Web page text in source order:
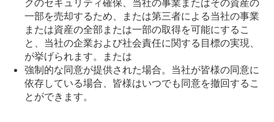
クのセキュリティ確保、当社の事業またはその資産の
一部を売却するため、または第三者による当社の事業
または資産の全部または一部の取得を可能にするこ
と、当社の企業および社会責任に関する目標の実現、
が挙げられます。または
強制的な同意が提供された場合。当社が皆様の同意に
依存している場合、皆様はいつでも同意を撤回するこ
とができます。